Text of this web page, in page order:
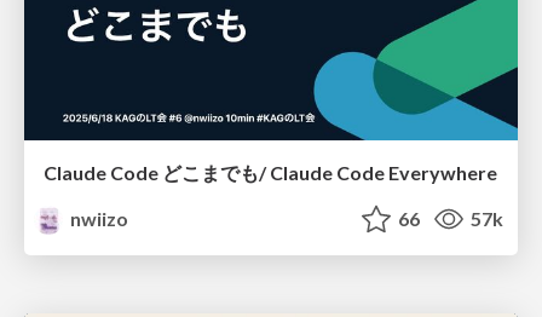
Claude Code どこまでも/ Claude Code Everywhere
nwiizo
66 57k